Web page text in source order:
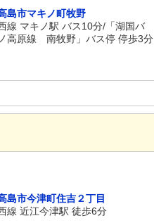
島市マキノ町牧野
線 マキノ駅 バス10分/「湖国バ
高原線 南牧野」バス停 停歩3分
島市今津町住吉２丁目
線 近江今津駅 徒歩6分